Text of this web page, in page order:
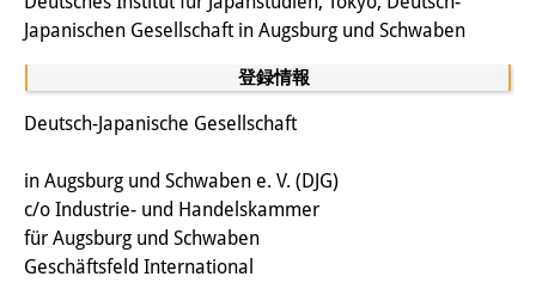
Japanischen Gesellschaft in Augsburg und Schwaben
登録情報
Deutsch-Japanische Gesellschaft
in Augsburg und Schwaben e. V. (DJG)
c/o Industrie- und Handelskammer
für Augsburg und Schwaben
Geschäftsfeld International